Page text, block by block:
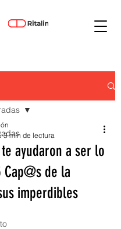
ayudaron a ser lo
de la
imperdibles
3 min de lectura